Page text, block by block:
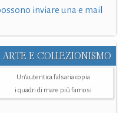
inviare una e mail
ARTE E COLLEZIONISMO
Un’autentica falsaria copia
i quadri di mare più famosi